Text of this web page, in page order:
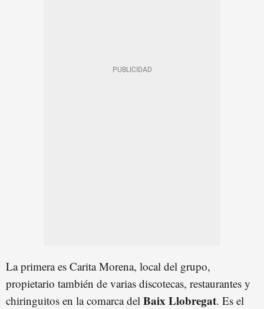
La primera es Carita Morena, local del grupo,
propietario también de varias discotecas, restaurantes y
chiringuitos en la comarca del Baix Llobregat. Es el